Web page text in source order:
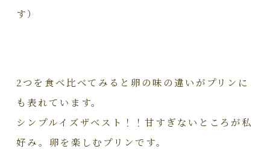
す）
2つを食べ比べてみると卵の味の違いがプリンに
も表れています。
シンプルイズザベスト！！甘すぎないところが私
好み。卵を楽しむプリンです。